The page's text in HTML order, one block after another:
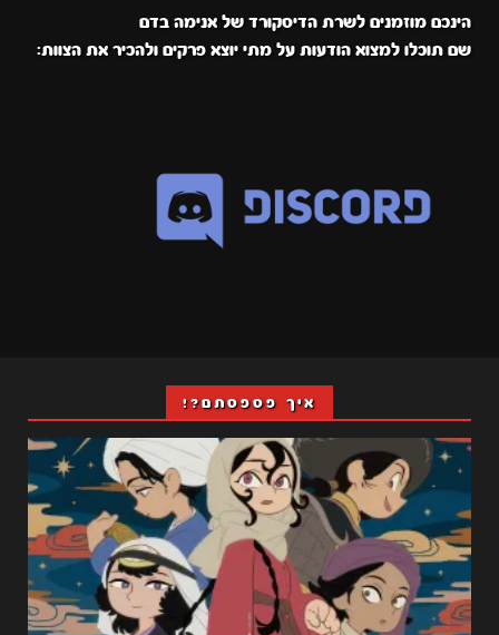
הינכם מוזמנים לשרת הדיסקורד של אנימה בדם
שם תוכלו למצוא הודעות על מתי יוצא פרקים ולהכיר את הצוות:
איך פספסתם?!